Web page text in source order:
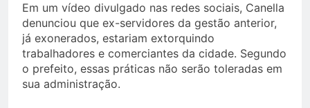
Em um vídeo divulgado nas redes sociais, Canella
denunciou que ex-servidores da gestão anterior,
já exonerados, estariam extorquindo
trabalhadores e comerciantes da cidade. Segundo
o prefeito, essas práticas não serão toleradas em
sua administração.